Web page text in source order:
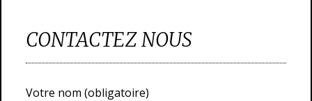
CONTACTEZ NOUS
Votre nom (obligatoire)